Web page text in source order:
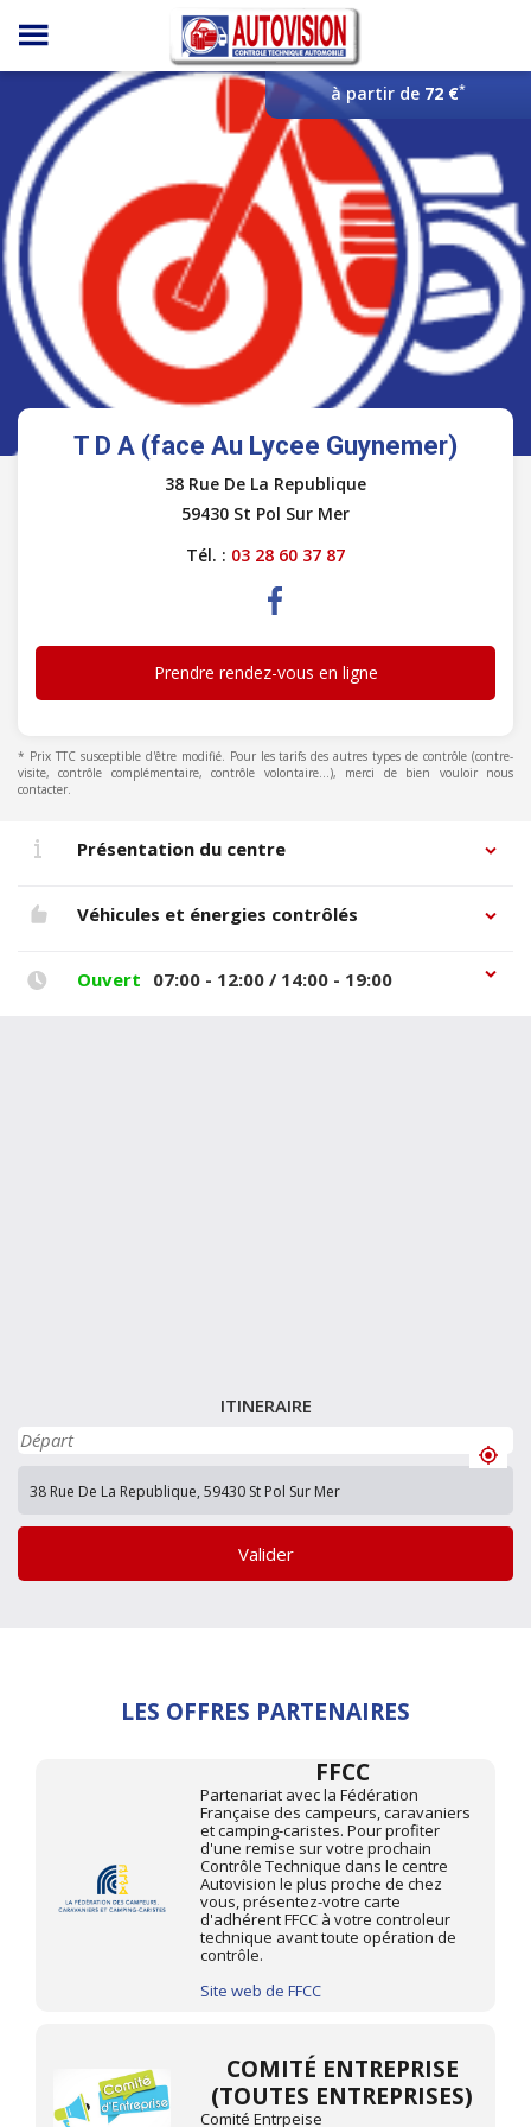
Panneau de gestion des cookies
à partir de 72 €*
T D A (face Au Lycee Guynemer)
38 Rue De La Republique
59430 St Pol Sur Mer
Tél. : 03 28 60 37 87
Prendre rendez-vous en ligne
* Prix TTC susceptible d'être modifié. Pour les tarifs des autres types de contrôle (contre-
visite, contrôle complémentaire, contrôle volontaire...), merci de bien vouloir nous
contacter.
Présentation du centre
Véhicules et énergies contrôlés
Ouvert 07:00 - 12:00 / 14:00 - 19:00
ITINERAIRE
Valider
LES OFFRES PARTENAIRES
FFCC
Partenariat avec la Fédération
Française des campeurs, caravaniers
et camping-caristes. Pour profiter
d'une remise sur votre prochain
Contrôle Technique dans le centre
Autovision le plus proche de chez
vous, présentez-votre carte
d'adhérent FFCC à votre controleur
technique avant toute opération de
contrôle.
Site web de FFCC
COMITÉ ENTREPRISE
(TOUTES ENTREPRISES)
Comité Entrpeise